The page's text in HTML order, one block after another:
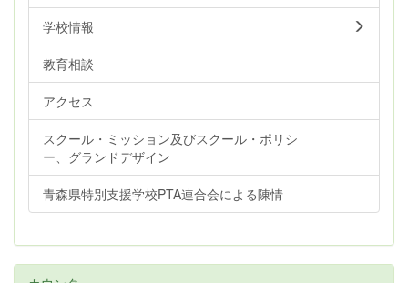
学校情報
教育相談
アクセス
スクール・ミッション及びスクール・ポリシ
ー、グランドデザイン
青森県特別支援学校PTA連合会による陳情